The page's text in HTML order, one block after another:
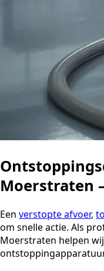
Moerstraten
Een verstopte afvoer,
om snelle actie. Als
Moerstraten helpen